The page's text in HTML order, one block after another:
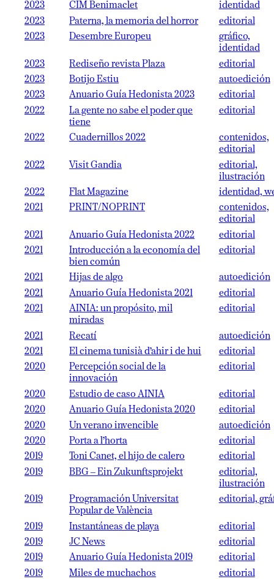
2023 CIM Benimaclet
identidad
2023
Paterna, la memoria del horror
editorial
2023
Desembre Europeu
gráfico,
identidad
2023
Rediseño revista Plaza
editorial
2023
Botijo Estiu
autoedición
2023
Anuario Guía Hedonista 2023
editorial
2022
La gente no sabe el poder que
tiene
editorial
2022 Cuadernillos 2022
contenidos,
editorial
2022
Visit Gandia
editorial,
ilustración
2022
Flat Magazine
identidad,
2021
PRINT/NOPRINT
contenidos,
editorial
2021
Anuario Guía Hedonista 2022
editorial
2021
Introducción a la economía del
bien común
editorial
2021 Hijas de algo
autoedición
2021
Anuario Guía Hedonista 2021
editorial
2021
AINIA: un propósito, mil
miradas
editorial
2021 Recatí
autoedición
2021
El cinema tunisià d’ahir i de hui
editorial
2020
Percepción social de la
innovación
editorial
2020 Estudio de caso AINIA
editorial
2020
Anuario Guía Hedonista 2020
editorial
2020
Un verano invencible
autoedición
2020
Porta a l’horta
editorial
2019
Toni Canet, el hijo de calero
editorial
2019
BBG – Ein Zukunftsprojekt
editorial,
ilustración
2019
Programación Universitat
Popular de València
editorial,
2019 Instantáneas de playa
editorial
2019
JC News
editorial
2019
Anuario Guía Hedonista 2019
editorial
2019
Miles de muchachos
editorial